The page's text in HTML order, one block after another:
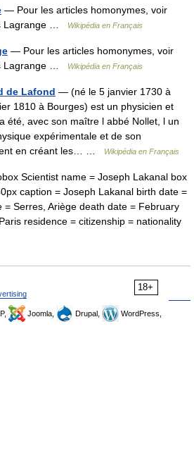
— Pour les articles homonymes, voir
Lagrange …
Wikipédia en Français
— Pour les articles homonymes, voir
Lagrange …
Wikipédia en Français
de Lafond — (né le 5 janvier 1730 à
1810 à Bourges) est un physicien et
été, avec son maître l abbé Nollet, l un
expérimentale et de son
en créant les… …
Wikipédia en Français
Scientist name = Joseph Lakanal box
caption = Joseph Lakanal birth date =
= Serres, Ariège death date = February
residence = citizenship = nationality
18+
Joomla, Drupal,
WordPress,